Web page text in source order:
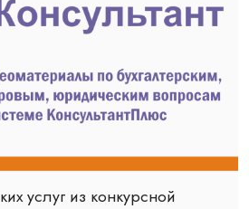
услуг из конкурсной